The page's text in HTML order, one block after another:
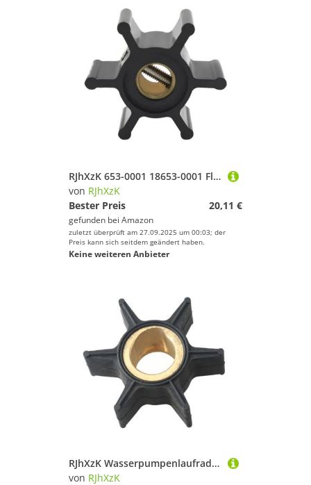
RJhXzK 653-0001 18653-0001 Flexibles Wasserpumpen-Laufrad-Kit Passend for J-bsco 653-0001 653-0003 128397-42500 128377-42500
von RJhXzK
Bester Preis
20,11 €
gefunden bei Amazon
zuletzt überprüft am 27.09.2025 um 00:03; der
Preis kann sich seitdem geändert haben.
Keine weiteren Anbieter
RJhXzK Wasserpumpenlaufrad for OMC Evinrude BRP 8HP 9.9HP 15HP Bootsmotor 386084 18-3050 9-45201 500355
von RJhXzK